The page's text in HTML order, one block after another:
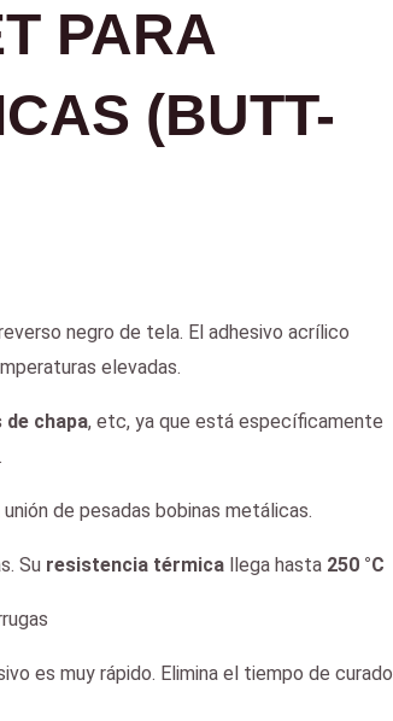
PARA
(BUTT-
negro de tela. El adhesivo acrílico
elevadas.
de chapa, etc, ya que está específicamente
de pesadas bobinas metálicas.
Su resistencia térmicallega hasta 250 °C
es muy rápido. Elimina el tiempo de curado